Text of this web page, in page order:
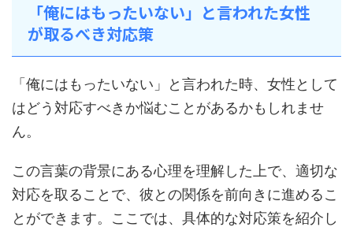
「俺にはもったいない」と言われた女性
が取るべき対応策
「俺にはもったいない」と言われた時、女性として
はどう対応すべきか悩むことがあるかもしれませ
ん。
この言葉の背景にある心理を理解した上で、適切な
対応を取ることで、彼との関係を前向きに進めるこ
とができます。ここでは、具体的な対応策を紹介し